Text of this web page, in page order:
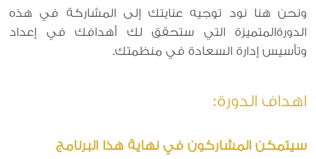
ونحن هنا نود توجيه عنايتك إلى المشاركة في هذه
الدورةالمتميزة التي ستحقق لك أهدافك في إعداد
وتأسيس إدارة السعادة في منظمتك.
اهداف الدورة:
سيتمكن المشاركون في نهاية هذا البرنامج